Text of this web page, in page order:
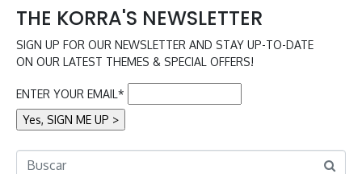
THE KORRA'S NEWSLETTER
SIGN UP FOR OUR NEWSLETTER AND STAY UP-TO-DATE
ON OUR LATEST THEMES & SPECIAL OFFERS!
ENTER YOUR EMAIL*